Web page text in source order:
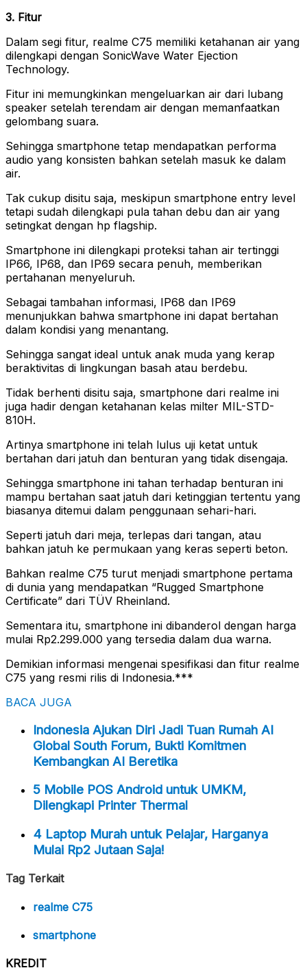
3. Fitur
Dalam segi fitur, realme C75 memiliki ketahanan air yang
dilengkapi dengan SonicWave Water Ejection
Technology.
Fitur ini memungkinkan mengeluarkan air dari lubang
speaker setelah terendam air dengan memanfaatkan
gelombang suara.
Sehingga smartphone tetap mendapatkan performa
audio yang konsisten bahkan setelah masuk ke dalam
air.
Tak cukup disitu saja, meskipun smartphone entry level
tetapi sudah dilengkapi pula tahan debu dan air yang
setingkat dengan hp flagship.
Smartphone ini dilengkapi proteksi tahan air tertinggi
IP66, IP68, dan IP69 secara penuh, memberikan
pertahanan menyeluruh.
Sebagai tambahan informasi, IP68 dan IP69
menunjukkan bahwa smartphone ini dapat bertahan
dalam kondisi yang menantang.
Sehingga sangat ideal untuk anak muda yang kerap
beraktivitas di lingkungan basah atau berdebu.
Tidak berhenti disitu saja, smartphone dari realme ini
juga hadir dengan ketahanan kelas milter MIL-STD-
810H.
Artinya smartphone ini telah lulus uji ketat untuk
bertahan dari jatuh dan benturan yang tidak disengaja.
Sehingga smartphone ini tahan terhadap benturan ini
mampu bertahan saat jatuh dari ketinggian tertentu yang
biasanya ditemui dalam penggunaan sehari-hari.
Seperti jatuh dari meja, terlepas dari tangan, atau
bahkan jatuh ke permukaan yang keras seperti beton.
Bahkan realme C75 turut menjadi smartphone pertama
di dunia yang mendapatkan “Rugged Smartphone
Certificate” dari TÜV Rheinland.
Sementara itu, smartphone ini dibanderol dengan harga
mulai Rp2.299.000 yang tersedia dalam dua warna.
Demikian informasi mengenai spesifikasi dan fitur realme
C75 yang resmi rilis di Indonesia.***
BACA JUGA
Indonesia Ajukan Diri Jadi Tuan Rumah AI
Global South Forum, Bukti Komitmen
Kembangkan AI Beretika
5 Mobile POS Android untuk UMKM,
Dilengkapi Printer Thermal
4 Laptop Murah untuk Pelajar, Harganya
Mulai Rp2 Jutaan Saja!
Tag Terkait
realme C75
smartphone
KREDIT